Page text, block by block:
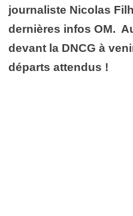
journaliste Nicolas
dernières infos OM.
devant la DNCG à
départs attendus !